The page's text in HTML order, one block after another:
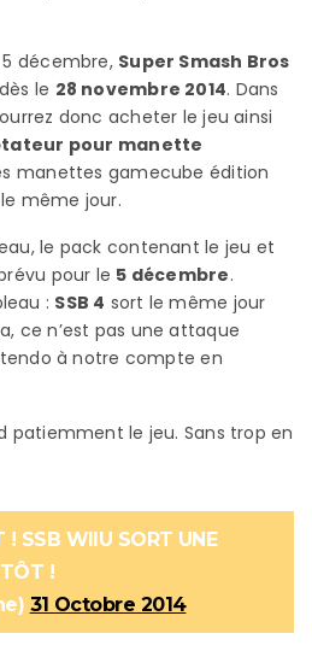
décembre, Super Smash Bros
le 28 novembre 2014. Dans
donc acheter le jeu ainsi
pour manette
manettes gamecube édition
même jour.
le pack contenant le jeu et
pour le 5 décembre.
: SSB 4 sort le même jour
ce n’est pas une attaque
à notre compte en
patiemment le jeu. Sans trop en
! SSB WIIU SORT UNE
!
31 Octobre 2014